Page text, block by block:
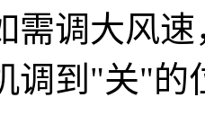
需调大风
调到"关"的